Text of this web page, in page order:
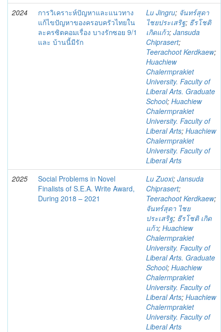
2024
การวิเคราะห์ปัญหาและแนวทาง
แก้ไขปัญหาของครอบครัวไทยใน
ละครซิตคอมเรื่อง บางรักซอย 9/1
และ บ้านนี้มีรัก
Lu Jingru; จันทร์สุดา
ไชยประเสริฐ; ธีรโชติ
เกิดแก้ว; Jansuda
Chiprasert;
Teerachoot Kerdkaew;
Huachiew
Chalermprakiet
University. Faculty of
Liberal Arts. Graduate
School; Huachiew
Chalermprakiet
University. Faculty of
Liberal Arts; Huachiew
Chalermprakiet
University. Faculty of
Liberal Arts
2025
Social Problems in Novel
Finalists of S.E.A. Write Award,
During 2018 – 2021
Lu Zuoxi; Jansuda
Chiprasert;
Teerachoot Kerdkaew;
จันทร์สุดา ไชย
ประเสริฐ; ธีรโชติ เกิด
แก้ว; Huachiew
Chalermprakiet
University. Faculty of
Liberal Arts. Graduate
School; Huachiew
Chalermprakiet
University. Faculty of
Liberal Arts; Huachiew
Chalermprakiet
University. Faculty of
Liberal Arts